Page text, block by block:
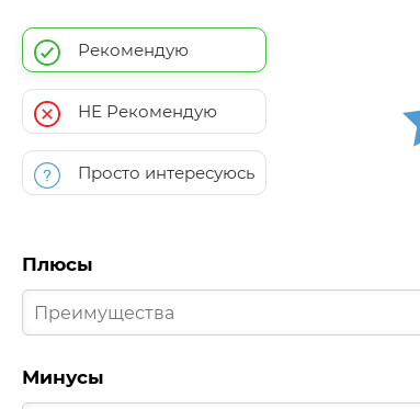
Рекомендую
НЕ Рекомендую
Просто интересуюсь
Плюсы
Минусы